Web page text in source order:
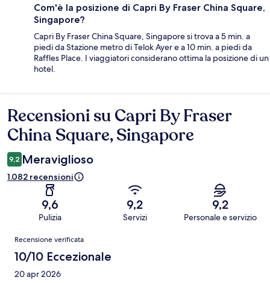
Com'è la posizione di Capri By Fraser China Square,
Singapore?
Capri By Fraser China Square, Singapore si trova a 5 min. a
piedi da Stazione metro di Telok Ayer e a 10 min. a piedi da
Raffles Place. I viaggiatori considerano ottima la posizione di un
hotel.
Recensioni
Recensioni su Capri By Fraser
China Square, Singapore
9,2 Meraviglioso
1.082 recensioni
9,6
Pulizia
9,2
Servizi
9,2
Personale e servizio
Recensioni
Recensione verificata
10/10 Eccezionale
20 apr 2026